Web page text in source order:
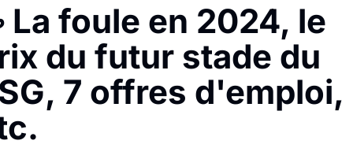
La foule en 2024, le
du futur stade du
7 offres d'emploi,